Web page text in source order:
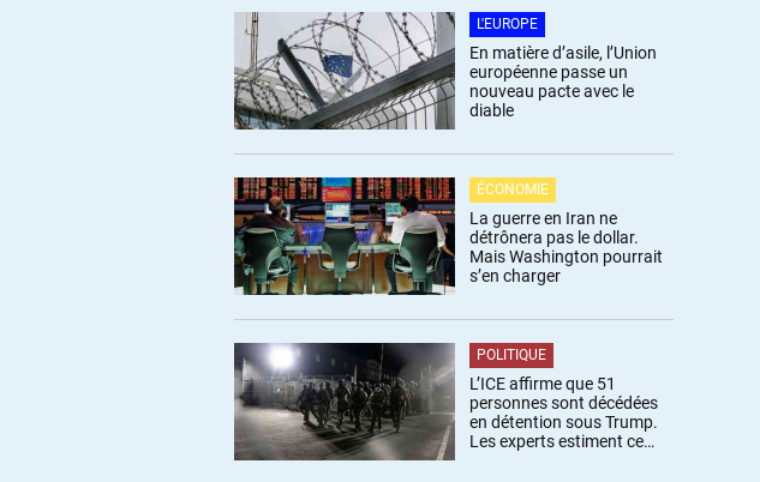
L'EUROPE
En matière d’asile, l’Union
européenne passe un
nouveau pacte avec le
diable
ÉCONOMIE
La guerre en Iran ne
détrônera pas le dollar.
Mais Washington pourrait
s’en charger
POLITIQUE
L’ICE affirme que 51
personnes sont décédées
en détention sous Trump.
Les experts estiment ce